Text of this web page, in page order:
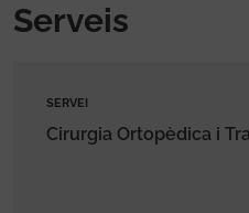
Serveis
SERVEI
Cirurgia Ortopèdica i